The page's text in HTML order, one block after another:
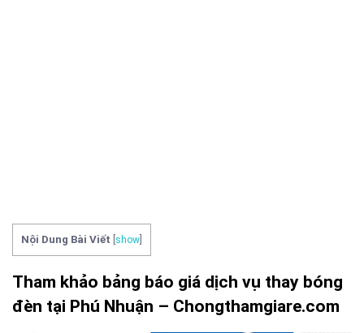
Nội Dung Bài Viết show
Tham khảo bảng báo giá dịch vụ thay bóng
đèn tại Phú Nhuận – Chongthamgiare.com